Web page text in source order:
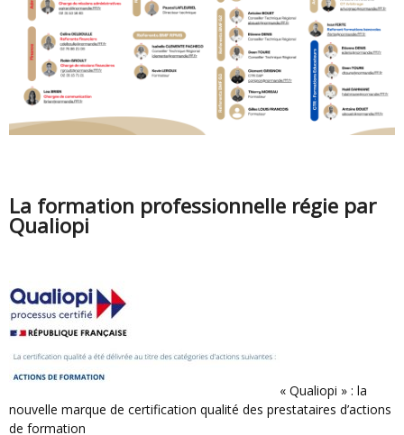
La formation professionnelle régie par
Qualiopi
« Qualiopi » : la
nouvelle marque de certification qualité des prestataires d’actions
de formation